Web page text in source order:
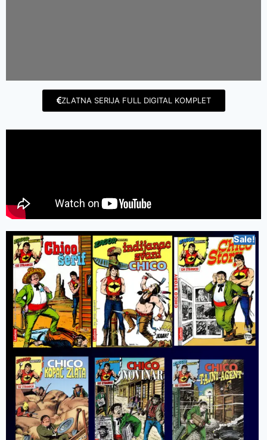
ZLATNA SERIJA FULL DIGITAL KOMPLET
Sale!